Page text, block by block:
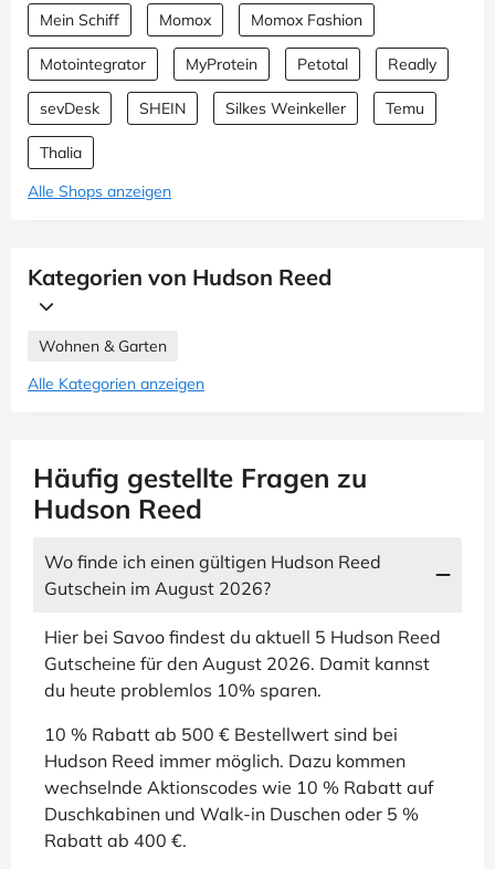
Mein Schiff Momox Momox Fashion
Motointegrator MyProtein Petotal Readly
sevDesk SHEIN Silkes Weinkeller Temu
Thalia
Alle Shops anzeigen
Kategorien von Hudson Reed
Wohnen & Garten
Alle Kategorien anzeigen
Häufig gestellte Fragen zu
Hudson Reed
Wo finde ich einen gültigen Hudson Reed
Gutschein im August 2026?
Hier bei Savoo findest du aktuell 5 Hudson Reed
Gutscheine für den August 2026. Damit kannst
du heute problemlos 10% sparen.
10 % Rabatt ab 500 € Bestellwert sind bei
Hudson Reed immer möglich. Dazu kommen
wechselnde Aktionscodes wie 10 % Rabatt auf
Duschkabinen und Walk-in Duschen oder 5 %
Rabatt ab 400 €.